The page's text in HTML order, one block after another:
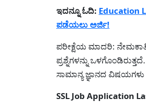
ಇದನ್ನೂ ಓದಿ: Education
ಪಡೆಯಲು ಅರ್ಜಿ!
ಪರೀಕ್ಷೆಯ ಮಾದರಿ:
ಪ್ರಶ್ನೆಗಳನ್ನು
ಸಾಮಾನ್ಯ ಜ್ಞಾನದ ವಿಷಯಗಳು
SSL Job Application